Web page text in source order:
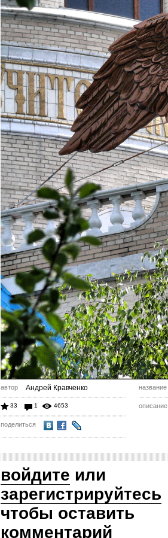
автор Андрей Кравченко
33 1 4653
поделиться
название
описание
войдите или
зарегистрируйтесь
чтобы оставить
комментарий